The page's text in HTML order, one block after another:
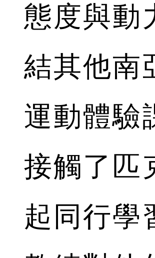
態度與動
結其他南
運動體驗
接觸了匹
起同行學